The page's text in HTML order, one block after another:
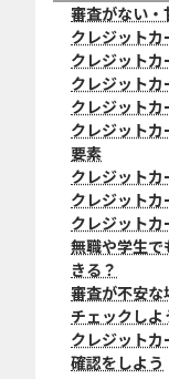
審査がない
クレジット
クレジット
クレジットカ
クレジット
クレジット
要素
クレジット
クレジット
クレジット
無職や学生で
きる？
審査が不安な
チェックしよ
クレジット
確認をしよう